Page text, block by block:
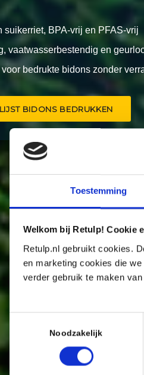
Toestemming
Welkom bij Retulp! Cookie
Retulp.nl gebruikt cookies.
en marketing cookies die
verder gebruik te maken
Noodzakelijk
suikerriet, BPA-vrij en PFAS-vrij
vaatwasserbestendig en
bedrukte bidons zonder
BIDONS BEDRUKKEN